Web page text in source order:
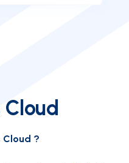
Cloud
Cloud ?